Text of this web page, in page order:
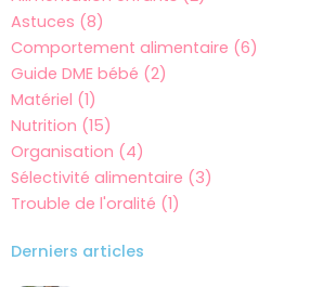
Astuces (8)
Comportement alimentaire (6)
Guide DME bébé (2)
Matériel (1)
Nutrition (15)
Organisation (4)
Sélectivité alimentaire (3)
Trouble de l'oralité (1)
Derniers articles